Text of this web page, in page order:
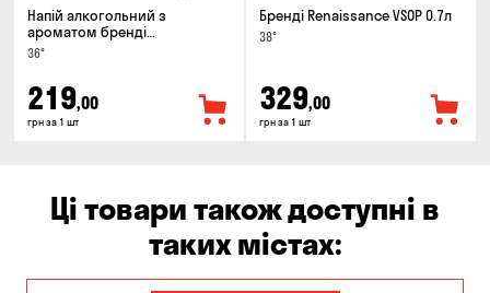
Напій алкогольний з
ароматом бренді
Renaissance Cinamon & Apple
36°
219,00
грн за 1 шт
Бренді Renaissance VSOP 0.7л
38°
329,00
грн за 1 шт
Ці товари також доступні в
таких містах: